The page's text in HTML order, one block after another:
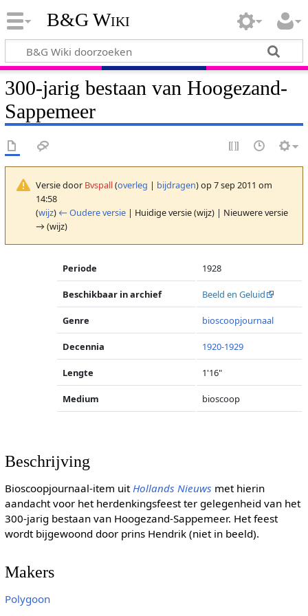
B&G Wiki
300-jarig bestaan van Hoogezand-
Sappemeer
Versie door Bvspall(overleg | bijdragen)op 7 sep 2011 om
14:58
(wijz) ← Oudere versie| Huidige versie (wijz) | Nieuwere versie
→ (wijz)
Periode 1928
Beschikbaar in archief Beeld en Geluid
Genre bioscoopjournaal
Decennia 1920-1929
Lengte 1'16"
Medium bioscoop
Beschrijving
Bioscoopjournaal-item uitHollands Nieuws met hierin
aandacht voor het herdenkingsfeest ter gelegenheid van het
300-jarig bestaan van Hoogezand-Sappemeer. Het feest
wordt bijgewoond door prins Hendrik (niet in beeld).
Makers
Polygoon